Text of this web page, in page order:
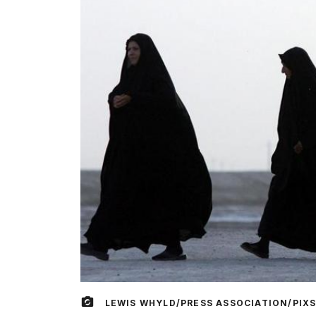
LEWIS WHYLD/PRESS ASSOCIATION/